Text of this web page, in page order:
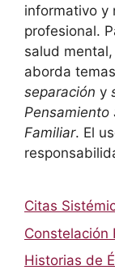
informativo y
profesional.
salud
aborda
separación y
Pensamiento
Familiar. El
Citas
Constelación
Historias de